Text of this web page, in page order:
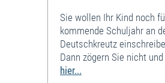
Sie wollen Ihr Kind noch
kommende Schuljahr an
Deutschkreutz
Dann zögern Sie nicht
hier...